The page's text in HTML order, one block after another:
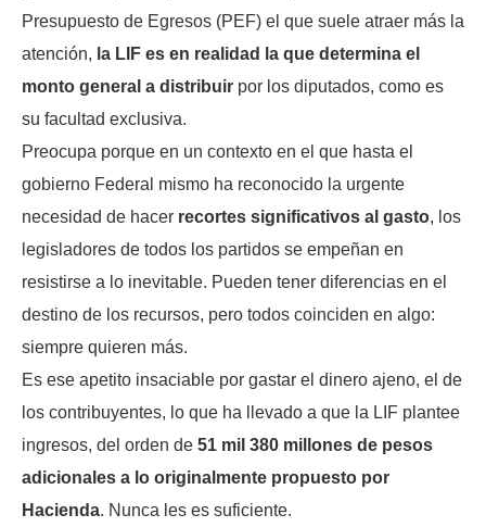
Presupuesto de Egresos (PEF) el que suele atraer más la
atención, la LIF es en realidad la que determina el
monto general a distribuir por los diputados, como es
su facultad exclusiva.
Preocupa porque en un contexto en el que hasta el
gobierno Federal mismo ha reconocido la urgente
necesidad de hacer recortes significativos al gasto, los
legisladores de todos los partidos se empeñan en
resistirse a lo inevitable. Pueden tener diferencias en el
destino de los recursos, pero todos coinciden en algo:
siempre quieren más.
Es ese apetito insaciable por gastar el dinero ajeno, el de
los contribuyentes, lo que ha llevado a que la LIF plantee
ingresos, del orden de 51 mil 380 millones de pesos
adicionales a lo originalmente propuesto por
Hacienda. Nunca les es suficiente.